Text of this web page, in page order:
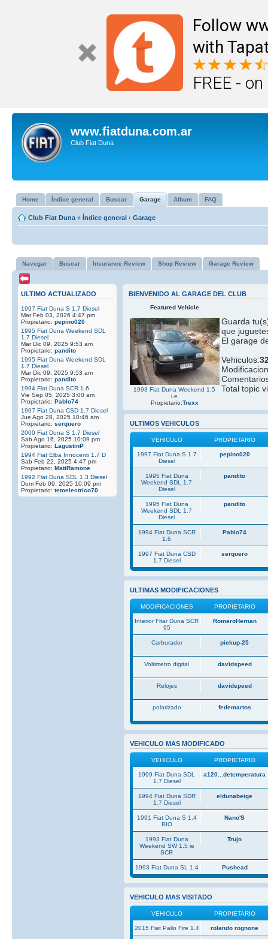
Follow
with
FREE -
www.fiatduna.com.ar
Club Fiat Duna
Home Índice general Buscar Garage Album FAQ
Club Fiat Duna » Índice general ‹ Garage
Navegar Buscar Insurance Review Shop Review Garage Review
ULTIMO ACTUALIZADO
1997 Fiat Duna S 1.7 Diesel
Mar Feb 03, 2026 4:47 pm
Propietario: pepino020
1995 Fiat Duna Weekend SDL
1.7 Diesel
Mar Dic 09, 2025 9:53 am
Propietario: pandito
1995 Fiat Duna Weekend SDL
1.7 Diesel
Mar Dic 09, 2025 9:53 am
Propietario: pandito
1994 Fiat Duna SCR 1.6
Vie Sep 05, 2025 3:00 am
Propietario: Pablo74
1997 Fiat Duna CSD 1.7 Diesel
Jue Ago 28, 2025 10:46 am
Propietario: serquero
2000 Fiat Duna S 1.7 Diesel
Sab Ago 16, 2025 10:09 pm
Propietario: LagustinP
1994 Fiat Elba Innocenti 1.7 D
Sab Feb 22, 2025 4:47 pm
Propietario: MatiRamone
1992 Fiat Duna SDL 1.3 Diesel
Dom Feb 09, 2025 10:09 pm
Propietario: tetoelectrico70
BIENVENIDO AL GARAGE DEL CLUB
Featured Vehicle
1993 Fiat Duna Weekend 1.5
i.e
Propietario:Trexx
Guarda
que
El garage
Vehiculos:
Total topic
ULTIMOS VEHICULOS
VEHICULO PROPIETARIO
1997 Fiat Duna S 1.7
Diesel
pepino020
1995 Fiat Duna
Weekend SDL 1.7
Diesel
pandito
1995 Fiat Duna
Weekend SDL 1.7
Diesel
pandito
1994 Fiat Duna SCR
1.6
Pablo74
1997 Fiat Duna CSD
1.7 Diesel
serquero
ULTIMAS MODIFICACIONES
MODIFICACIONES PROPIETARIO
Interior Fitar Duna SCR
95
RomeroHernan
Carburador pickup-25
Voltimetro digital davidspeed
Relojes davidspeed
polarizado fedemartos
VEHICULO MAS MODIFICADO
VEHICULO PROPIETARIO
1999 Fiat Duna SDL
1.7 Diesel
a120...detemperatura
1994 Fiat Duna SDR
1.7 Diesel
eldunabeige
1991 Fiat Duna S 1.4
BIO
Nano'S
1993 Fiat Duna
Weekend SW 1.5 ie
SCR
Trujo
1993 Fiat Duna SL 1.4 Pushead
VEHICULO MAS VISITADO
VEHICULO PROPIETARIO
2015 Fiat Palio Fire 1.4 rolando rognone